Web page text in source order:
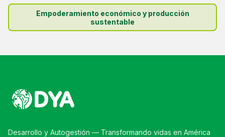
Empoderamiento económico y producción
sustentable
Desarrollo y Autogestión — Transformando vidas en América